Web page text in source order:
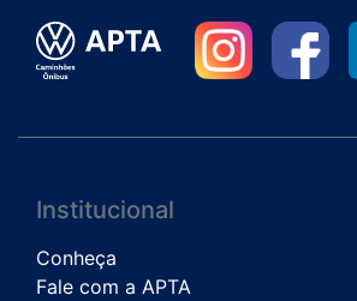
Institucional
Conheça
Fale com a APTA